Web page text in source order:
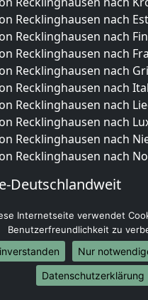
Recklinghausen nach
Recklinghausen nach
Recklinghausen nach
Recklinghausen nach
Recklinghausen nach
Recklinghausen nach
Recklinghausen nach
Recklinghausen nach
Recklinghausen nach
Deutschlandweit
Recklinghausen nach
Recklinghausen nach
Recklinghausen nach
Recklinghausen nach
Internetseite verwendet
Benutzerfreundlichkeit zu
Nur
Datenschutzerklärung